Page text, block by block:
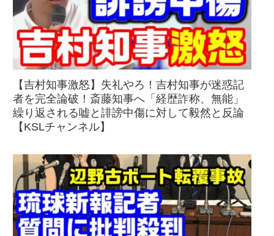
【吉村知事激怒】失礼やろ！吉村知事が迷惑記
者を完全論破！斎藤知事へ「経歴詐称、無能」
繰り返される嘘と誹謗中傷に対して毅然と反論
【KSLチャンネル】